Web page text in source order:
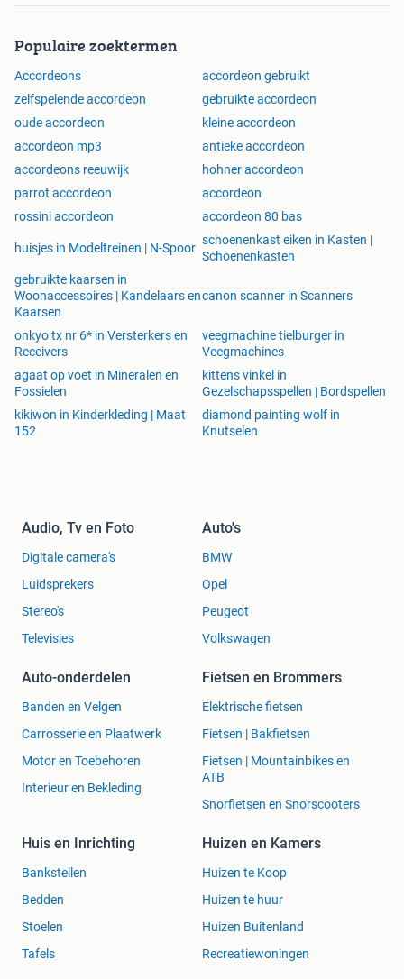
Populaire zoektermen
Accordeons
accordeon gebruikt
zelfspelende accordeon
gebruikte accordeon
oude accordeon
kleine accordeon
accordeon mp3
antieke accordeon
accordeons reeuwijk
hohner accordeon
parrot accordeon
accordeon
rossini accordeon
accordeon 80 bas
huisjes in Modeltreinen | N-Spoor
schoenenkast eiken in Kasten |
Schoenenkasten
gebruikte kaarsen in
Woonaccessoires | Kandelaars en
Kaarsen
canon scanner in Scanners
onkyo tx nr 6* in Versterkers en
Receivers
veegmachine tielburger in
Veegmachines
agaat op voet in Mineralen en
Fossielen
kittens vinkel in
Gezelschapsspellen | Bordspellen
kikiwon in Kinderkleding | Maat
152
diamond painting wolf in
Knutselen
Audio, Tv en Foto
Digitale camera's
Luidsprekers
Stereo's
Televisies
Auto's
BMW
Opel
Peugeot
Volkswagen
Auto-onderdelen
Banden en Velgen
Carrosserie en Plaatwerk
Motor en Toebehoren
Interieur en Bekleding
Fietsen en Brommers
Elektrische fietsen
Fietsen | Bakfietsen
Fietsen | Mountainbikes en
ATB
Snorfietsen en Snorscooters
Huis en Inrichting
Bankstellen
Bedden
Stoelen
Tafels
Huizen en Kamers
Huizen te Koop
Huizen te huur
Huizen Buitenland
Recreatiewoningen